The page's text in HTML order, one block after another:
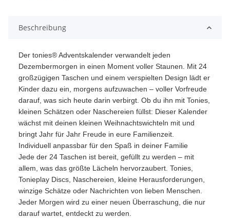
Beschreibung
Der tonies® Adventskalender verwandelt jeden
Dezembermorgen in einen Moment voller Staunen. Mit 24
großzügigen Taschen und einem verspielten Design lädt er
Kinder dazu ein, morgens aufzuwachen – voller Vorfreude
darauf, was sich heute darin verbirgt. Ob du ihn mit Tonies,
kleinen Schätzen oder Naschereien füllst: Dieser Kalender
wächst mit deinen kleinen Weihnachtswichteln mit und
bringt Jahr für Jahr Freude in eure Familienzeit.
Individuell anpassbar für den Spaß in deiner Familie
Jede der 24 Taschen ist bereit, gefüllt zu werden – mit
allem, was das größte Lächeln hervorzaubert. Tonies,
Tonieplay Discs, Naschereien, kleine Herausforderungen,
winzige Schätze oder Nachrichten von lieben Menschen.
Jeder Morgen wird zu einer neuen Überraschung, die nur
darauf wartet, entdeckt zu werden.